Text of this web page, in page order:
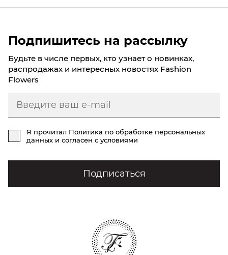
Подпишитесь на рассылку
Будьте в числе первых, кто узнает о новинках,
распродажах и интересных новостях Fashion
Flowers
Я прочитал Политика по обработке персональных
данных и согласен с условиями
Подписаться